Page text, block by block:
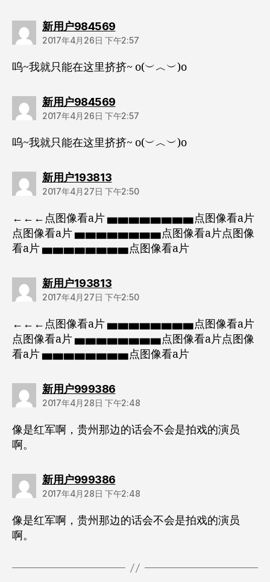
新用户984569说：
2017年4月26日 下午2:57
呜~我就只能在这里挤挤~ o(︶︿︶)o
新用户984569说：
2017年4月26日 下午2:57
呜~我就只能在这里挤挤~ o(︶︿︶)o
新用户193813说：
2017年4月27日 下午2:50
←←←点图像看a片 ▅▅▅▅▅▅▅▅点图像看a片
点图像看a片 ▅▅▅▅▅▅▅▅点图像看a片点图像
看a片 ▅▅▅▅▅▅▅▅点图像看a片
新用户193813说：
2017年4月27日 下午2:50
←←←点图像看a片 ▅▅▅▅▅▅▅▅点图像看a片
点图像看a片 ▅▅▅▅▅▅▅▅点图像看a片点图像
看a片 ▅▅▅▅▅▅▅▅点图像看a片
新用户999386说：
2017年4月28日 下午2:48
像是红军啊，贵州那边的话会不会是拍戏的演员
啊。
新用户999386说：
2017年4月28日 下午2:48
像是红军啊，贵州那边的话会不会是拍戏的演员
啊。